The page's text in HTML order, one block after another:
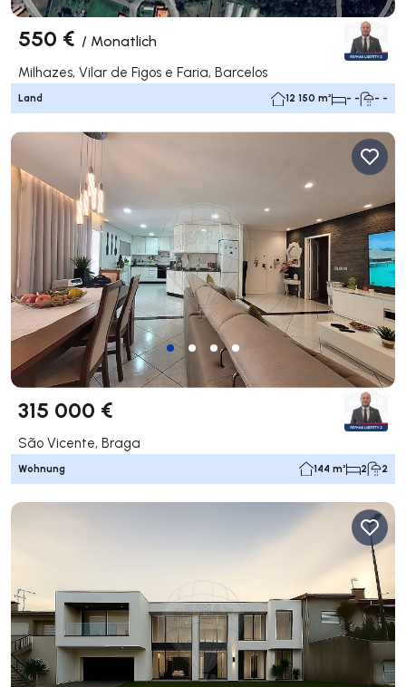
550 € / Monatlich
Milhazes, Vilar de Figos e Faria, Barcelos
Land 12 150 m² - - - -
315 000 €
São Vicente, Braga
Wohnung 144 m² 2 2